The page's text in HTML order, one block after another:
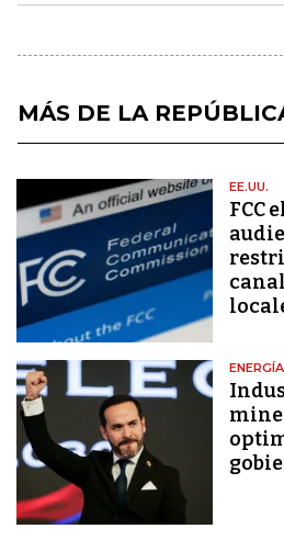
MÁS DE LA
EE.UU.
FCC
ENERGÍA